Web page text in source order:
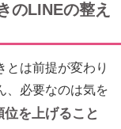
のLINEの整え
とは前提が変わり
、必要なのは気を
を上げること